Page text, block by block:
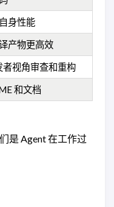
身性能
产物更高效
者视角审查和重构
和文档
是 Agent 在工作过